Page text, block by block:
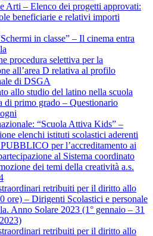
Arti – Elenco dei progetti approvati:
beneficiarie e relativi importi
in classe” – Il cinema entra
procedura selettiva per la
all’area D relativa al profilo
di DSGA
allo studio del latino nella scuola
di primo grado – Questionario
“Scuola Attiva Kids” –
elenchi istituti scolastici aderenti
per l’accreditamento ai
al Sistema coordinato
dei temi della creatività a.s.
retribuiti per il diritto allo
ore) – Dirigenti Scolastici e personale
Anno Solare 2023 (1° gennaio – 31
retribuiti per il diritto allo